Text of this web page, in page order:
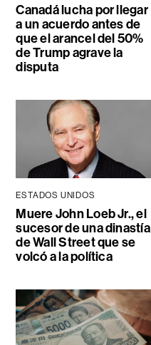
Canadá lucha por llegar
a un acuerdo antes de
que el arancel del 50%
de Trump agrave la
disputa
ESTADOS UNIDOS
Muere John Loeb Jr., el
sucesor de una dinastía
de Wall Street que se
volcó a la política